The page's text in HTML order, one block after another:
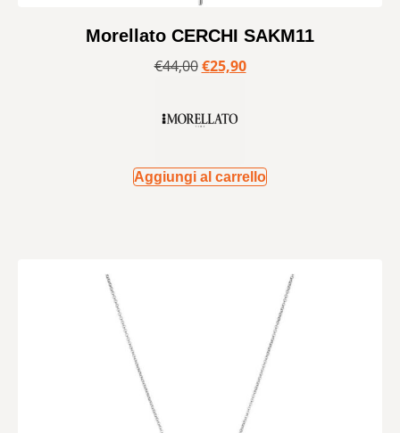
Morellato CERCHI SAKM11
€44,00 €25,90
Aggiungi al carrello